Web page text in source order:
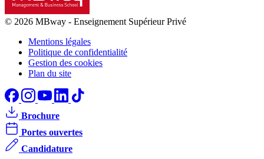
© 2026 MBway - Enseignement Supérieur Privé
Mentions légales
Politique de confidentialité
Gestion des cookies
Plan du site
Brochure
Portes ouvertes
Candidature